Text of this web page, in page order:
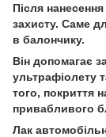
Після нанесення
захисту. Саме
в балончику.
Він допомагає
ультрафіолету
того, покриття
привабливого
Лак